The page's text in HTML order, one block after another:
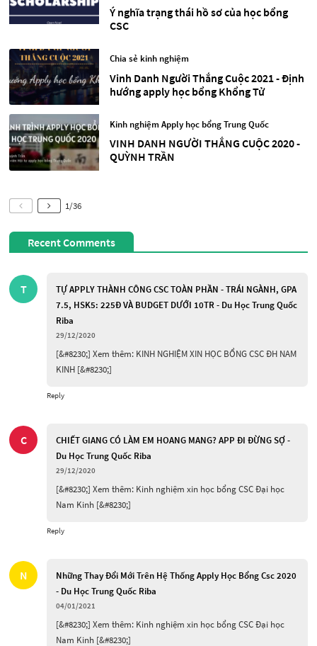
Ý nghĩa trạng thái hồ sơ của học bổng
CSC
Chia sẻ kinh nghiệm
Vinh Danh Người Thắng Cuộc 2021 - Định
hướng apply học bổng Khổng Tử
Kinh nghiệm Apply học bổng Trung Quốc
VINH DANH NGƯỜI THẮNG CUỘC 2020 -
QUỲNH TRẦN
1/36
Recent Comments
T
TỰ APPLY THÀNH CÔNG CSC TOÀN PHẦN - TRÁI NGÀNH, GPA
7.5, HSK5: 225Đ VÀ BUDGET DƯỚI 10TR - Du Học Trung Quốc
Riba
29/12/2020
[&#8230;] Xem thêm: KINH NGHIỆM XIN HỌC BỔNG CSC ĐH NAM
KINH [&#8230;]
Reply
C
CHIẾT GIANG CÓ LÀM EM HOANG MANG? APP ĐI ĐỪNG SỢ -
Du Học Trung Quốc Riba
29/12/2020
[&#8230;] Xem thêm: Kinh nghiệm xin học bổng CSC Đại học
Nam Kinh [&#8230;]
Reply
N
Những Thay Đổi Mới Trên Hệ Thống Apply Học Bổng Csc 2020
- Du Học Trung Quốc Riba
04/01/2021
[&#8230;] Xem thêm: Kinh nghiệm xin học bổng CSC Đại học
Nam Kinh [&#8230;]